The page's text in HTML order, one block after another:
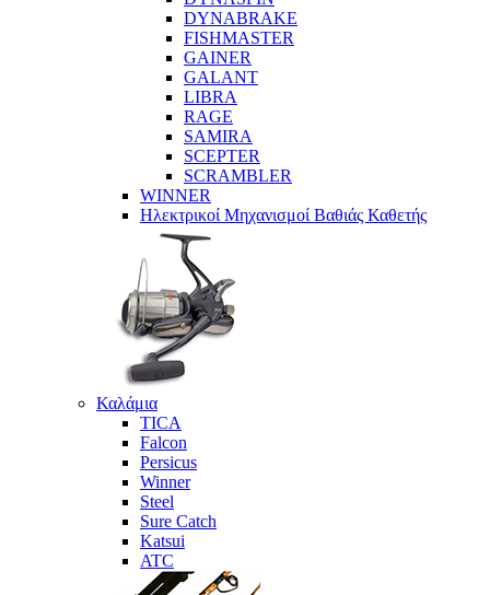
DYNABRAKE
FISHMASTER
GAINER
GALANT
LIBRA
RAGE
SAMIRA
SCEPTER
SCRAMBLER
WINNER
Ηλεκτρικοί Μηχανισμοί Βαθιάς Καθετής
Καλάμια
TICA
Falcon
Persicus
Winner
Steel
Sure Catch
Katsui
ATC